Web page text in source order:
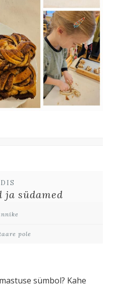
ja südamed
pole
sümbol? Kahe